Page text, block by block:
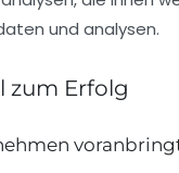
zum Erfolg